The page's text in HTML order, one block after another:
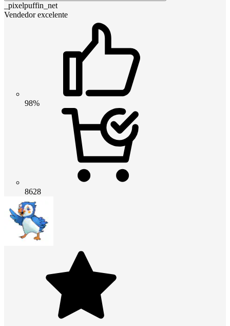
_pixelpuffin_net
Vendedor excelente
98%
8628